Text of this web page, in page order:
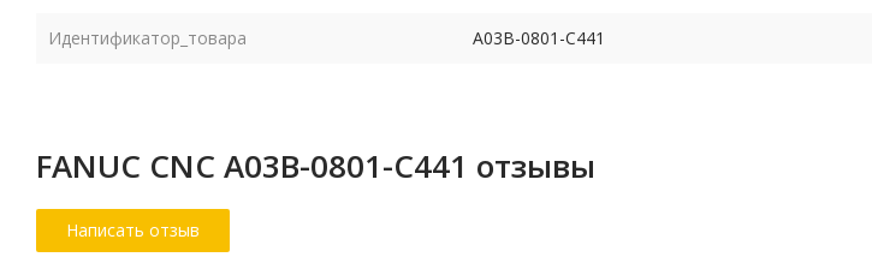
Идентификатор_товара A03B-0801-C441
FANUC CNC A03B-0801-C441 отзывы